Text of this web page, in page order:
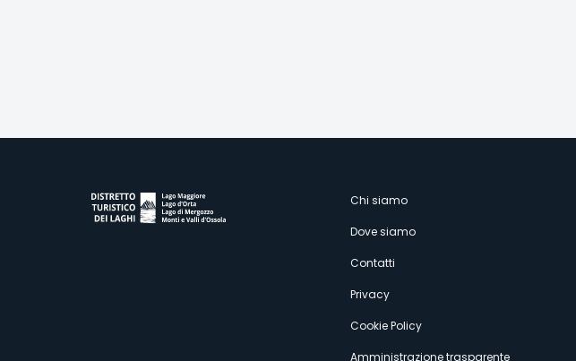
Menù
secondario
Chi siamo
Dove siamo
Contatti
Privacy
Cookie Policy
Amministrazione trasparente